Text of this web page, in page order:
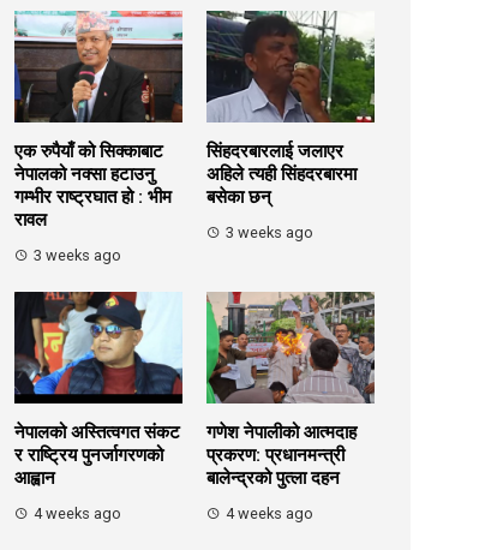
एक रुपैयाँ को सिक्काबाट
नेपालको नक्सा हटाउनु
गम्भीर राष्ट्रघात हो : भीम
रावल
3 weeks ago
सिंहदरबारलाई जलाएर
अहिले त्यही सिंहदरबारमा
बसेका छन्
3 weeks ago
नेपालको अस्तित्वगत संकट
र राष्ट्रिय पुनर्जागरणको
आह्वान
4 weeks ago
गणेश नेपालीको आत्मदाह
प्रकरण: प्रधानमन्त्री
बालेन्द्रको पुत्ला दहन
4 weeks ago